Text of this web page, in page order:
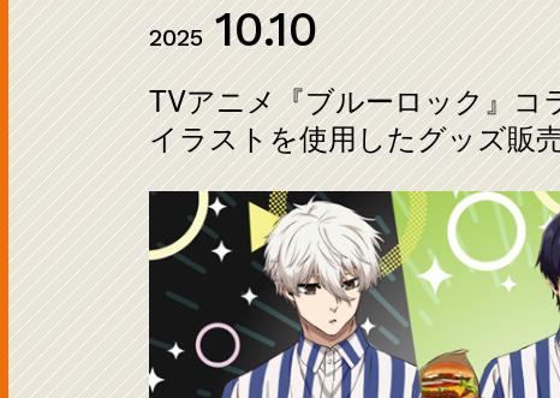
2025 10.10
TVアニメ『ブルーロック』コ
イラストを使用したグッズ販